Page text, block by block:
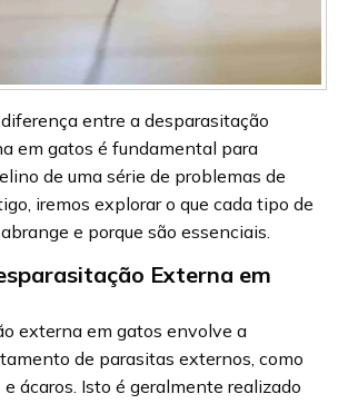
entre a desparasitação
em gatos é fundamental para
de uma série de problemas de
iremos explorar o que cada tipo de
e porque são essenciais.
Externa em
externa em gatos envolve a
de parasitas externos, como
e ácaros. Isto é geralmente realizado